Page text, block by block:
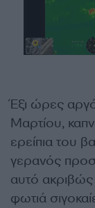
Έξι ώρες
Μαρτίου,
ερείπια του
γερανός
αυτό ακριβώς
φωτιά